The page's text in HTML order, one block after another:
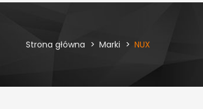
Strona główna Marki NUX